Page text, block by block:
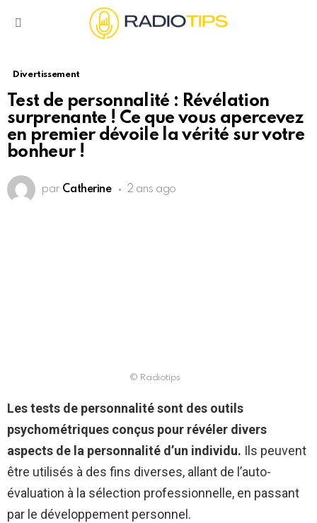
Divertissement
Test de personnalité : Révélation
surprenante ! Ce que vous apercevez
en premier dévoile la vérité sur votre
bonheur !
par Catherine 2 ans ago
© Radiotips
Les tests de personnalité sont des outils
psychométriques conçus pour révéler divers
aspects de la personnalité d’un individu. Ils peuvent
être utilisés à des fins diverses, allant de l’auto-
évaluation à la sélection professionnelle, en passant
par le développement personnel.